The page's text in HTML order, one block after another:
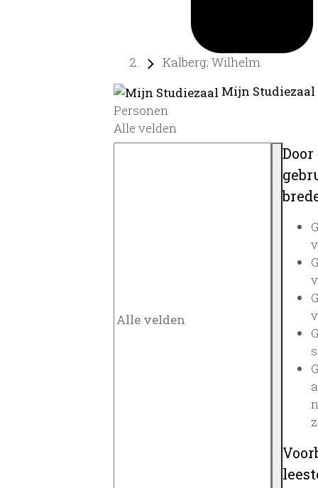
Kalberg; Wilhelm
Mijn
Personen
Alle velden